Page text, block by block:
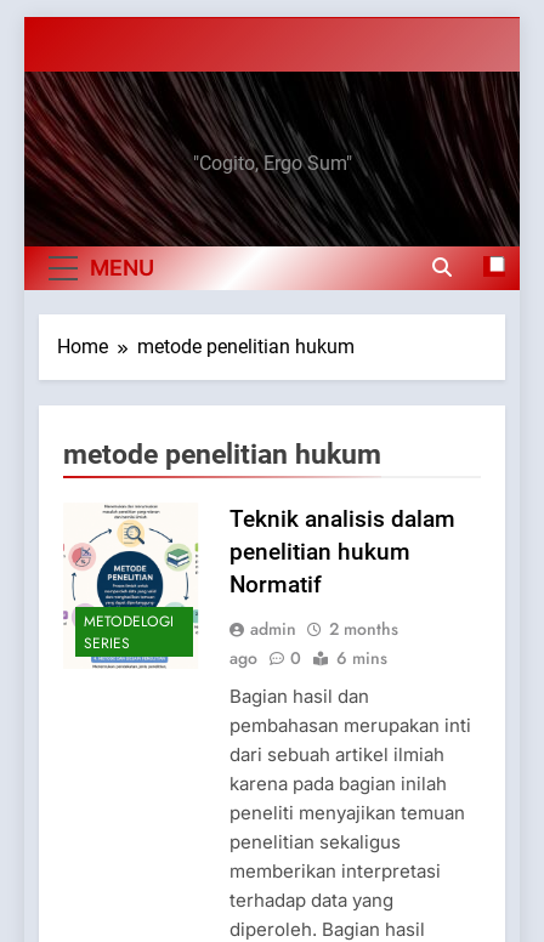
content
Elan Jaelani
"Cogito, Ergo Sum"
MENU
Home metode penelitian hukum
metode penelitian hukum
METODELOGI
SERIES
Teknik analisis dalam
penelitian hukum
Normatif
admin
2 months
ago
0 6 mins
Bagian hasil dan
pembahasan merupakan inti
dari sebuah artikel ilmiah
karena pada bagian inilah
peneliti menyajikan temuan
penelitian sekaligus
memberikan interpretasi
terhadap data yang
diperoleh. Bagian hasil